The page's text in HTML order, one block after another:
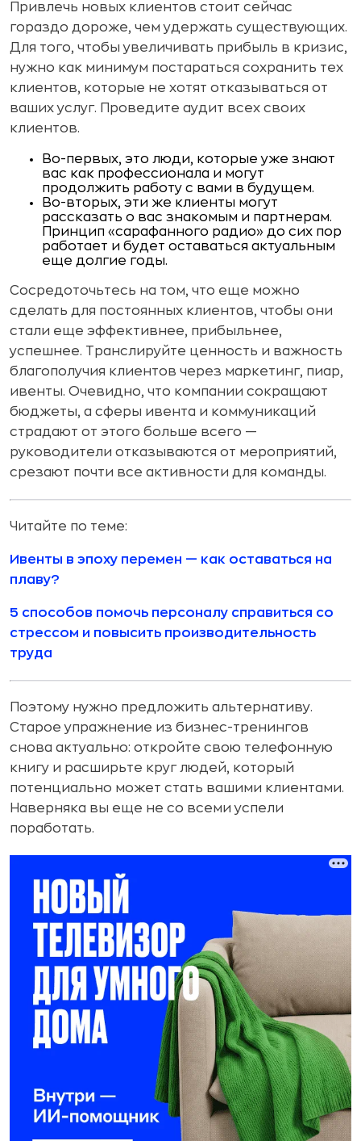
Привлечь новых клиентов стоит сейчас
гораздо дороже, чем удержать существующих.
Для того, чтобы увеличивать прибыль в кризис,
нужно как минимум постараться сохранить тех
клиентов, которые не хотят отказываться от
ваших услуг. Проведите аудит всех своих
клиентов.
Во-первых, это люди, которые уже знают
вас как профессионала и могут
продолжить работу с вами в будущем.
Во-вторых, эти же клиенты могут
рассказать о вас знакомым и партнерам.
Принцип «сарафанного радио» до сих пор
работает и будет оставаться актуальным
еще долгие годы.
Сосредоточьтесь на том, что еще можно
сделать для постоянных клиентов, чтобы они
стали еще эффективнее, прибыльнее,
успешнее. Транслируйте ценность и важность
благополучия клиентов через маркетинг, пиар,
ивенты. Очевидно, что компании сокращают
бюджеты, а сферы ивента и коммуникаций
страдают от этого больше всего —
руководители отказываются от мероприятий,
срезают почти все активности для команды.
Читайте по теме:
Ивенты в эпоху перемен — как оставаться на
плаву?
5 способов помочь персоналу справиться со
стрессом и повысить производительность
труда
Поэтому нужно предложить альтернативу.
Старое упражнение из бизнес-тренингов
снова актуально: откройте свою телефонную
книгу и расширьте круг людей, который
потенциально может стать вашими клиентами.
Наверняка вы еще не со всеми успели
поработать.